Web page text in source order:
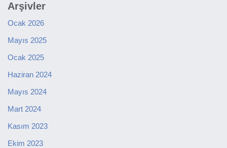
Arşivler
Ocak 2026
Mayıs 2025
Ocak 2025
Haziran 2024
Mayıs 2024
Mart 2024
Kasım 2023
Ekim 2023